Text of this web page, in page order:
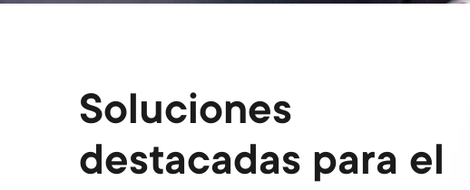
Soluciones
destacadas para el